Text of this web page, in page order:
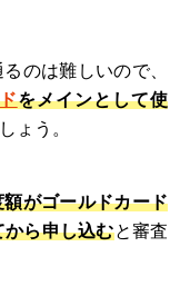
のは難しいので、
をメインとして使
ょう。
がゴールドカード
から申し込むと審査